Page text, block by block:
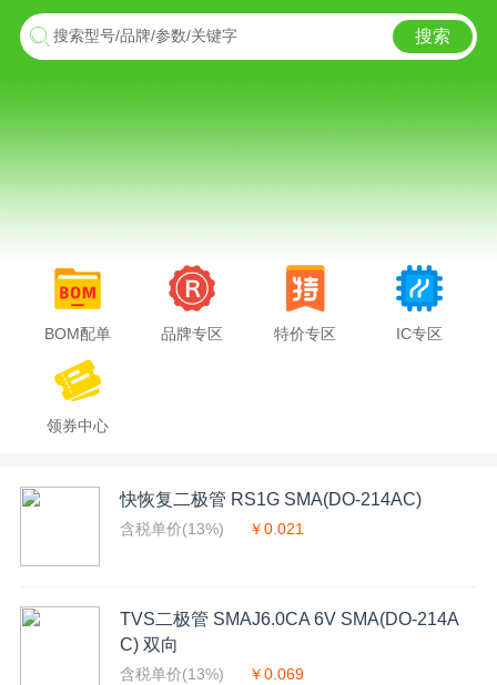
搜索型号/品牌/参数/关键字 搜索
BOM配单 品牌专区 特价专区 IC专区
领券中心
快恢复二极管 RS1G SMA(DO-214AC)
含税单价(13%) ￥0.021
TVS二极管 SMAJ6.0CA 6V SMA(DO-214A
C) 双向
含税单价(13%) ￥0.069